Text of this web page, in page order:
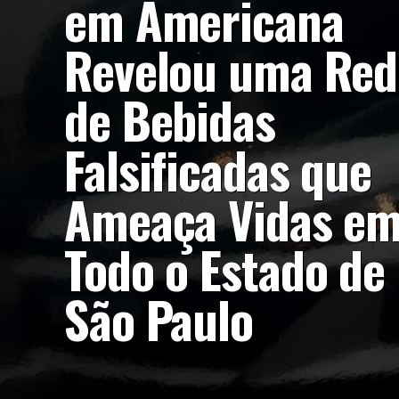
em Americana
Revelou uma
de Bebidas
Falsificadas que
Ameaça Vidas
Todo o Estado de
São Paulo